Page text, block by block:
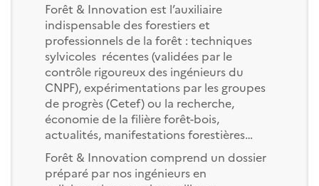
Forêt & Innovation est l’auxiliaire
indispensable des forestiers et
professionnels de la forêt : techniques
sylvicoles récentes (validées par le
contrôle rigoureux des ingénieurs du
CNPF), expérimentations par les groupes
de progrès (Cetef) ou la recherche,
économie de la filière forêt-bois,
actualités, manifestations forestières…
Forêt & Innovation comprend un dossier
préparé par nos ingénieurs en